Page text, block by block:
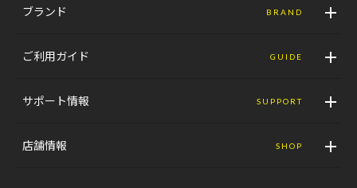
ブランド BRAND
ご利用ガイド GUIDE
サポート情報 SUPPORT
店舗情報 SHOP